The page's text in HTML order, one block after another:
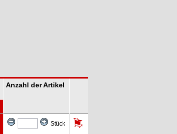
Anzahl der Artikel
Stück